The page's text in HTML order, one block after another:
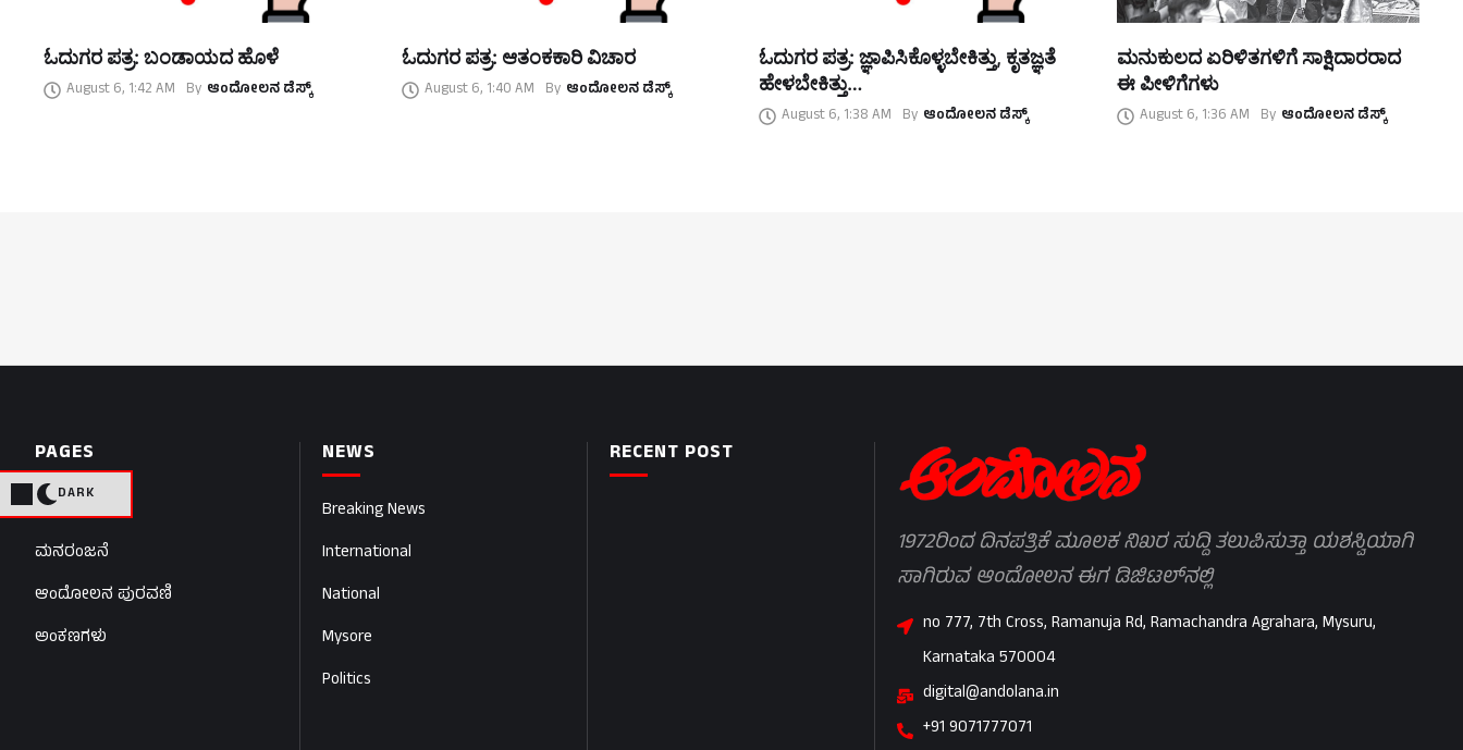
DARK
ಓದುಗರ ಪತ್ರ: ಬಂಡಾಯದ ಹೊಳೆ
August 6, 1:42 AM By ಆಂದೋಲನ ಡೆಸ್ಕ್
ಓದುಗರ ಪತ್ರ: ಆತಂಕಕಾರಿ ವಿಚಾರ
August 6, 1:40 AM By ಆಂದೋಲನ ಡೆಸ್ಕ್
ಓದುಗರ ಪತ್ರ: ಜ್ಞಾಪಿಸಿಕೊಳ್ಳಬೇಕಿತ್ತು, ಕೃತಜ್ಞತೆ
ಹೇಳಬೇಕಿತ್ತು…
August 6, 1:38 AM By ಆಂದೋಲನ ಡೆಸ್ಕ್
ಮನುಕುಲದ ಏರಿಳಿತಗಳಿಗೆ ಸಾಕ್ಷಿದಾರರಾದ
ಈ ಪೀಳಿಗೆಗಳು
August 6, 1:36 AM By ಆಂದೋಲನ ಡೆಸ್ಕ್
PAGES
Home
ಮನರಂಜನೆ
ಆಂದೋಲನ ಪುರವಣಿ
ಅಂಕಣಗಳು
NEWS
Breaking News
International
National
Mysore
Politics
RECENT POST
1972ರಿಂದ ದಿನಪತ್ರಿಕೆ ಮೂಲಕ ನಿಖರ ಸುದ್ದಿ ತಲುಪಿಸುತ್ತಾ ಯಶಸ್ವಿಯಾಗಿ
ಸಾಗಿರುವ ಆಂದೋಲನ ಈಗ ಡಿಜಿಟಲ್‌ನಲ್ಲಿ
no 777, 7th Cross, Ramanuja Rd, Ramachandra Agrahara, Mysuru,
Karnataka 570004
digital@andolana.in
+91 9071777071